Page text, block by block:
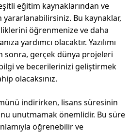
eğitim kaynaklarından ve
Bu kaynaklar,
öğrenmenize ve daha
yardımcı olacaktır. Yazılımı
sonra, gerçek dünya projeleri
ve becerilerinizi geliştirmek
olacaksınız.
indirirken, lisans süresinin
unutmamak önemlidir. Bu süre
öğrenebilir ve